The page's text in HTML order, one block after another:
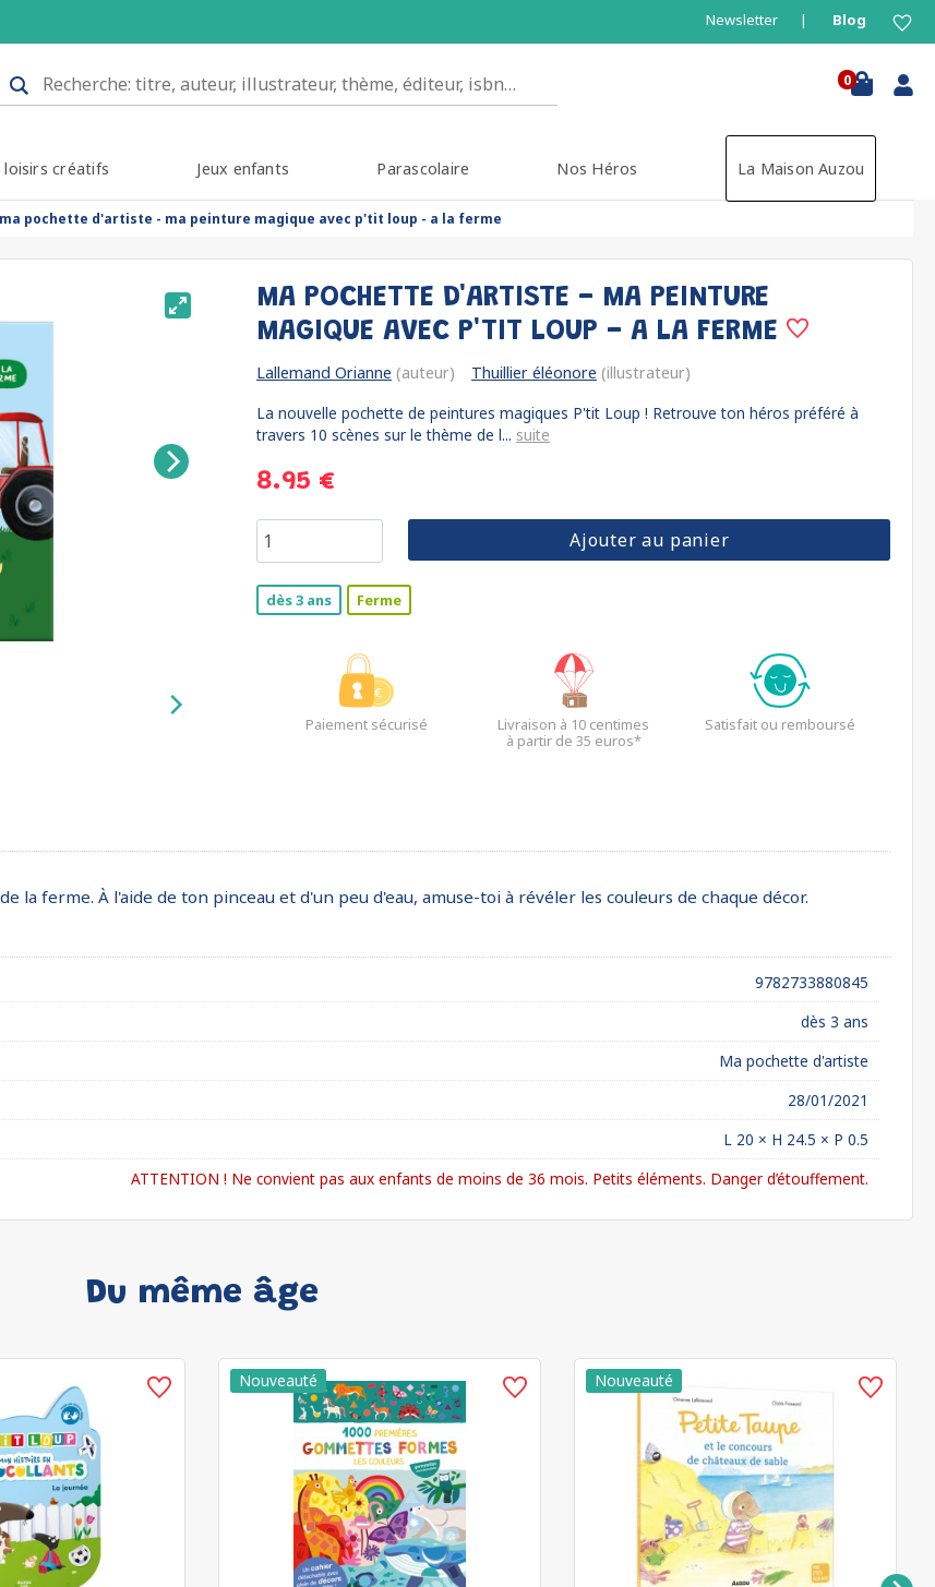
Newsletter Blog
0
créatifs Jeux enfants Parascolaire Nos Héros La Maison Auzou
ma pochette d'artiste - ma peinture magique avec p'tit loup - a la ferme
MA POCHETTE D'ARTISTE - MA PEINTURE
MAGIQUE AVEC P'TIT LOUP - A LA FERME
Lallemand Orianne (auteur) Thuillier éléonore (illustrateur)
La nouvelle pochette de peintures magiques P'tit Loup ! Retrouve ton héros préféré à
travers 10 scènes sur le thème de l... suite
8.95 €
Ajouter au panier
dès 3 ans Ferme
Paiement sécurisé
Livraison à 10 centimes
à partir de 35 euros*
Satisfait ou remboursé
ferme. À l'aide de ton pinceau et d'un peu d'eau, amuse-toi à révéler les couleurs de chaque décor.
9782733880845
dès 3 ans
Ma pochette d'artiste
28/01/2021
L 20 × H 24.5 × P 0.5
ATTENTION ! Ne convient pas aux enfants de moins de 36 mois. Petits éléments. Danger d’étouffement.
Du même âge